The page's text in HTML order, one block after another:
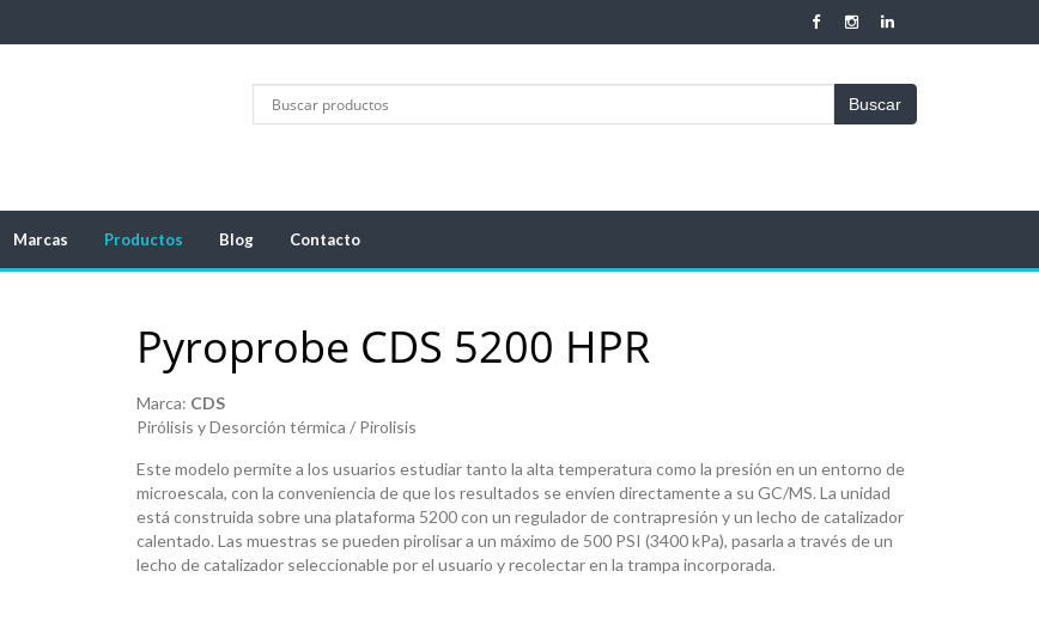
Buscar
Marcas Productos Blog Contacto
Pyroprobe CDS 5200 HPR
Marca: CDS
Pirólisis y Desorción térmica / Pirolisis
Este modelo permite a los usuarios estudiar tanto la alta temperatura como la presión en un entorno de
microescala, con la conveniencia de que los resultados se envíen directamente a su GC/MS. La unidad
está construida sobre una plataforma 5200 con un regulador de contrapresión y un lecho de catalizador
calentado. Las muestras se pueden pirolisar a un máximo de 500 PSI (3400 kPa), pasarla a través de un
lecho de catalizador seleccionable por el usuario y recolectar en la trampa incorporada.